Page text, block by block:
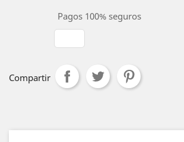
Pagos 100% seguros
Compartir